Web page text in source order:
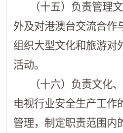
（十五）负责管理文
外及对港澳台交流合作
组织大型文化和旅游对
活动。
（十六）负责文化、
电视行业安全生产工作
管理，制定职责范围内